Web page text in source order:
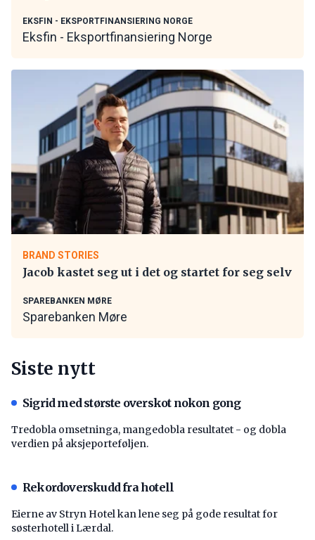
EKSFIN - EKSPORTFINANSIERING NORGE
Eksfin - Eksportfinansiering Norge
BRAND STORIES
Jacob kastet seg ut i det og startet for seg selv
SPAREBANKEN MØRE
Sparebanken Møre
Siste nytt
Sigrid med største overskot nokon gong
Tredobla omsetninga, mangedobla resultatet - og dobla
verdien på aksjeporteføljen.
Rekordoverskudd fra hotell
Eierne av Stryn Hotel kan lene seg på gode resultat for
søsterhotell i Lærdal.